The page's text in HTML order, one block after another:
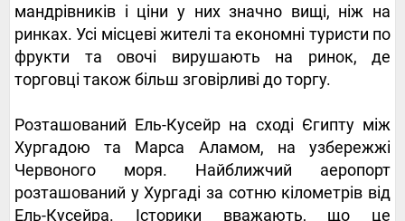
мандрівників і ціни у них значно вищі, ніж на
ринках. Усі місцеві жителі та економні туристи по
фрукти та овочі вирушають на ринок, де
торговці також більш зговірливі до торгу.
Розташований Ель-Кусейр на сході Єгипту між
Хургадою та Марса Аламом, на узбережжі
Червоного моря. Найближчий аеропорт
розташований у Хургаді за сотню кілометрів від
Ель-Кусейра. Історики вважають, що це